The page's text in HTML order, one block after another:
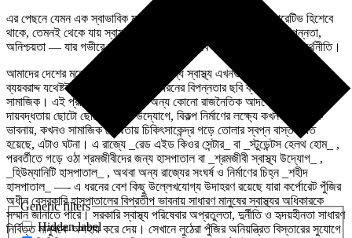
Generic filters
Hidden label
এর পেছনে যেমন এক স্বাভাবিক মানবিকতা ও সম্পর্কের আন্তরিকতা ন্যারেটিভ হিশেবে
থাকে, তেমনই থেকে যায় স্বাস্থ্য তথা চিকিৎসা পরিষেবা সম্পর্কে ব্যক্তির বিপন্নতা,
অনিশ্চয়তা — যার গভীরে অনস্বীকার্য বাস্তব হিশেবে থাকে স্বাস্থ্য পরিষেবার অর্থনীতি।
আমাদের দেশের মতো দেশে যখন সকলের জন্য স্বাস্থ্য এখনও দূর অস্ত্, স্বাস্থ্যখাতে
ব্যয়বরাদ্দ যথেষ্টই অপ্রতুল, সেখানে এই ধরনের বিপন্নতার ছবি ব্যক্তিগত হয়েও
সামাজিক। এই প্রতিকূলতার মধ্যেও অন্য কোনো রাজনৈতিক আদর্শের প্রতি
দায়বদ্ধতায় ছোটো ছোটো গোষ্ঠীর উদ্যোগে, বিকল্প নির্মাণের লক্ষ্যে কখনও সমবায়িক
ভাবনায়, কখনও সামাজিক যৌথতায় চিকিৎসাকেন্দ্র গড়ে তোলার স্বপ্ন বাস্তবায়িত
হয়েছে, এটাও ঘটনা। এ রাজ্যে _রেড এইড কিওর সেন্টার_ বা _স্টুডেন্টস হেলথ হোম_ ,
পরবর্তীতে গড়ে ওঠা শ্রমজীবীদের জন্য হাসপাতাল বা _শ্রমজীবী স্বাস্থ্য উদ্যোগ_ ,
_হিউম্যানিটি হাসপাতাল_ , অথবা অন্য রাজ্যের সংঘর্ষ ও নির্মাণের চিহ্ন _শহীদ
হাসপাতাল_ —- এ ধরনের বেশ কিছু উল্লেখযোগ্য উদাহরণ রয়েছে যারা কর্পোরেট পুঁজির
অধীন বেসরকারি হাসপাতালের বিপ্রতীপ ভাবনায় সাধারণ মানুষের স্বাস্থ্যর অধিকারকে
সম্মান জানাতে পারে। সরকারি স্বাস্থ্য পরিষেবার অপ্রতুলতা, দুর্নীতি ও হৃদয়হীনতা সাধারণ
নির্বিত্ত মানুষকে অসহায় করে দেয়। সেখানে লুঠেরা পুঁজির অনিয়ন্ত্রিত বিস্তারের সুযোগে